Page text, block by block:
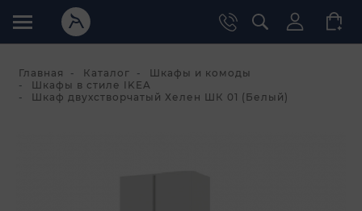
Главная Каталог
Шкафы и комоды
Шкафы в стиле IKEA
Шкаф двухстворчатый Хелен ШК 01 (Белый)